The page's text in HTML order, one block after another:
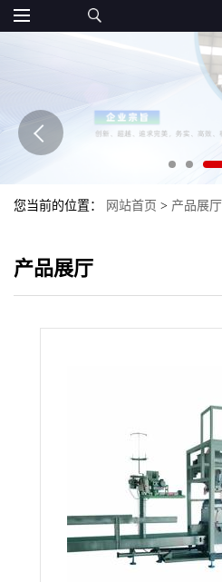
您当前的位置： 网站首页 > 产品展厅
产品展厅